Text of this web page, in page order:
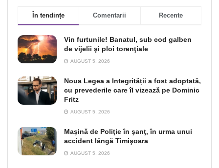
În tendințe Comentarii Recente
Vin furtunile! Banatul, sub cod galben
de vijelii şi ploi torenţiale
AUGUST 5, 2026
Noua Legea a Integrității a fost adoptată,
cu prevederile care îl vizează pe Dominic
Fritz
AUGUST 5, 2026
Maşină de Poliţie în şanţ, în urma unui
accident lângă Timişoara
AUGUST 5, 2026